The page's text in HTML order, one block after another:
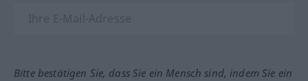
Bitte bestätigen Sie, dass Sie ein Mensch sind, indem Sie ein